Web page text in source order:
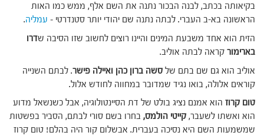
בקיאותה בכתב, לבנה הבכור נתנה את השם אלף, ממש כמו האות
הראשונה בא-ב העברי. לבתה נתנה שם יהודי יותר סטנדרטי – עמליה.
הזית הוא אחד משבעת המינים והיינו רוצים לחשוב שזו הסיבה שדרו
בארימור קראה לבתה אוליב.
אוליב הוא גם שם בתם של סשה ברון כהן ואיילה פישר. לבתם השנייה
קוראים אלולה, בואו נגיד שמדובר במחווה לחודש אלול.
טום קרוז הוא אמנם נציג בולט של דת הסיינטולוגיה, אבל כשנשאל מדוע
הוא ואשתו לשעבר, קייטי הולמס, בחרו בשם סורי לבתם, הסביר בפשטות
שמשמעות השם היא נסיכה בעברית. אבשלום קור היה בהלם! טום קרוז